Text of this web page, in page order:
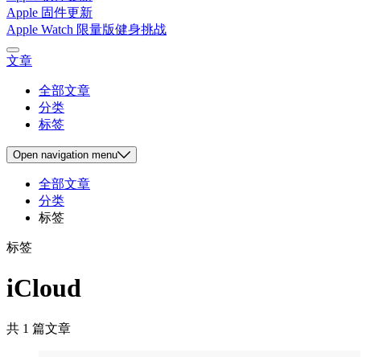
Apple 固件更新
Apple Watch 限量版健身挑战
文章
全部文章
分类
标签
Open navigation menu
全部文章
分类
标签
标签
iCloud
共 1 篇文章